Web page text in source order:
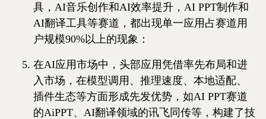
具，AI音乐创作和AI效率提升，AI PPT制作和
AI翻译工具等赛道，都出现单一应用占赛道用
户规模90%以上的现象：
在AI应用市场中，头部应用凭借率先布局和进
入市场，在模型调用、推理速度、本地适配、
插件生态等方面形成先发优势，如AI PPT赛道
的AiPPT、AI翻译领域的讯飞同传等，构建了技